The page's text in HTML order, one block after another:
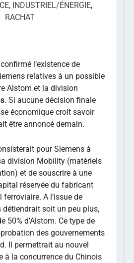
, INDUSTRIEL/ÉNERGIE,
RACHAT
l’existence de
relatives à un possible
Alstom et la division
. Si aucune décision finale
économique croit savoir
être annoncé demain.
pour Siemens à
division Mobility (matériels
et de souscrire à une
réservée du fabricant
A l’issue de
détiendrait soit un peu plus,
50% d’Alstom. Ce type de
des gouvernements
Il permettrait au nouvel
à la concurrence du Chinois